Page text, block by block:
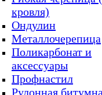
кровля)
Ондулин
Металлочерепица
Поликарбонат и
аксессуары
Профнастил
Рулонная